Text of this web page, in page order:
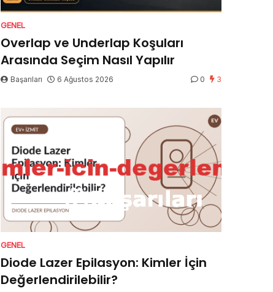
GENEL
Overlap ve Underlap Koşuları
Arasında Seçim Nasıl Yapılır
Başarıları 6 Ağustos 2026 0 3
GENEL
Diode Lazer Epilasyon: Kimler İçin
Değerlendirilebilir?